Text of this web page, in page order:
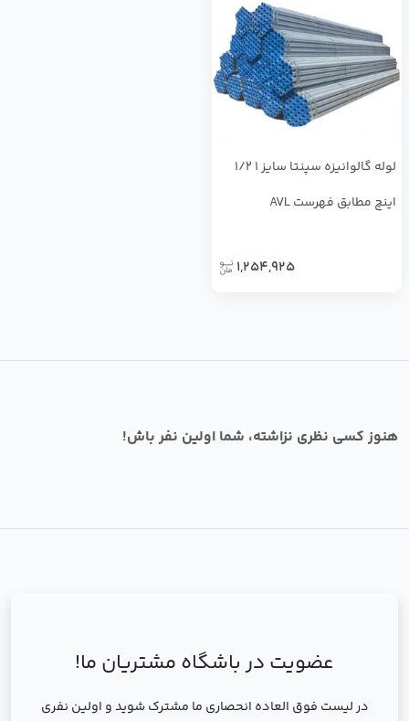
لوله گالوانیزه سپنتا سایز 1 1/2
اینچ مطابق فهرست AVL
1,254,925
هنوز کسی نظری نزاشته، شما اولین نفر باش!
عضویت در باشگاه مشتریان ما!
در لیست فوق العاده انحصاری ما مشترک شوید و اولین نفری